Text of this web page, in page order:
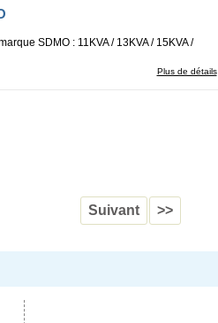
SDMO : 11KVA / 13KVA / 15KVA /
Plus de détails
Suivant >>